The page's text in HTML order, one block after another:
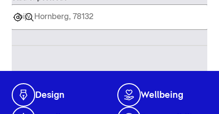
Design Wellbeing